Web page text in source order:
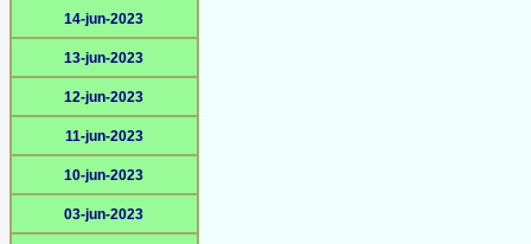
14-jun-2023
13-jun-2023
12-jun-2023
11-jun-2023
10-jun-2023
03-jun-2023